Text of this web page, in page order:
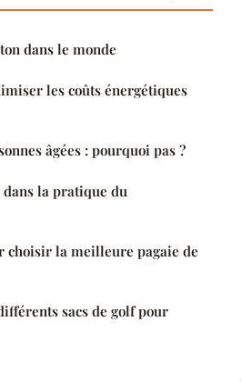
dans le monde
les coûts énergétiques
âgées : pourquoi pas ?
la pratique du
choisir la meilleure pagaie de
sacs de golf pour